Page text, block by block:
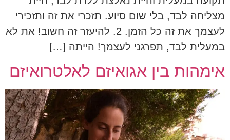
מצליחה לבד, בלי שום סיוע. תזכרי את זה ותזכירי
לעצמך את זה כל הזמן. 2. להיעזר זה חשוב! את לא
במעלית לבד, תפרגני לעצמך! הייתה […]
אימהות בין אגואיזם לאלטרואיזם